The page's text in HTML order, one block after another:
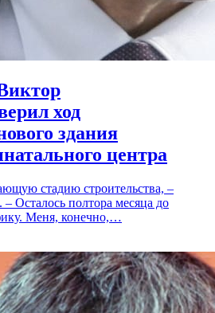
ход
здания
центра
стадию строительства, –
– Осталось полтора месяца до
Меня, конечно,…